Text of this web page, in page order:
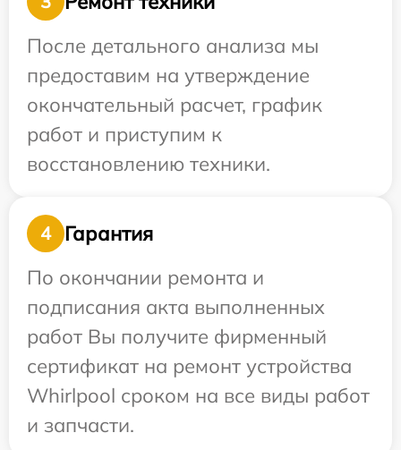
После детального анализа мы
предоставим на утверждение
окончательный расчет, график
работ и приступим к
восстановлению техники.
4
Гарантия
По окончании ремонта и
подписания акта выполненных
работ Вы получите фирменный
сертификат на ремонт устройства
Whirlpool сроком на все виды работ
и запчасти.